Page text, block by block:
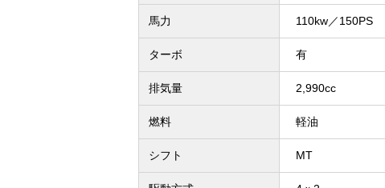
馬力 110kw／150PS
ターボ 有
排気量 2,990cc
燃料 軽油
シフト MT